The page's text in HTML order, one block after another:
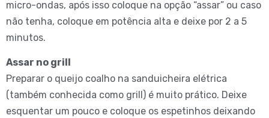
micro-ondas, após isso coloque na opção “assar” ou caso
não tenha, coloque em potência alta e deixe por 2 a 5
minutos.
Assar no grill
Preparar o queijo coalho na sanduicheira elétrica
(também conhecida como grill) é muito prático. Deixe
esquentar um pouco e coloque os espetinhos deixando